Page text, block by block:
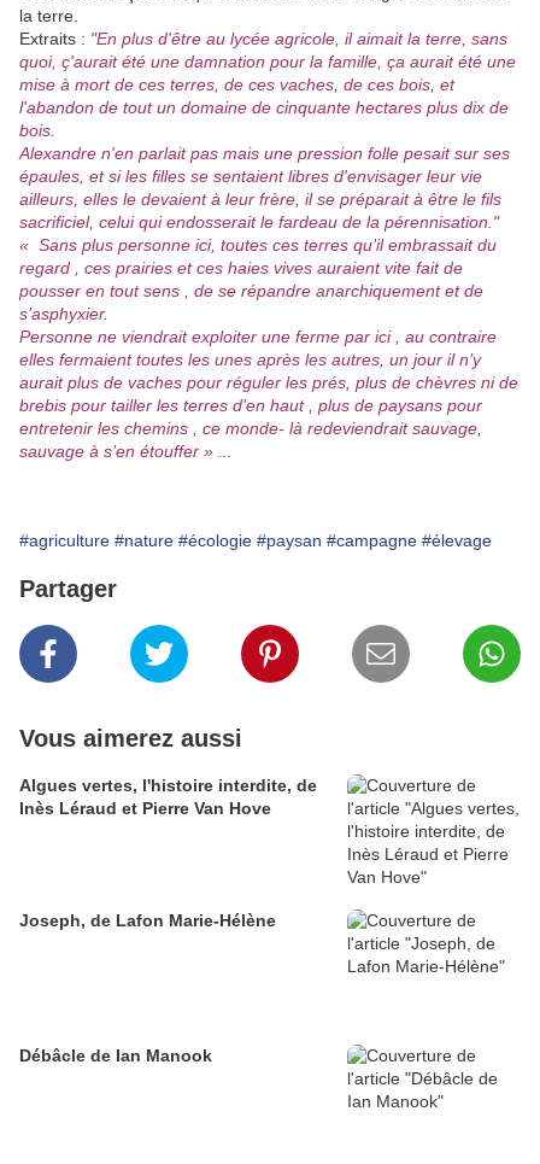
la terre.
Extraits : "En plus d'être au lycée agricole, il aimait la terre, sans
quoi, ç'aurait été une damnation pour la famille, ça aurait été une
mise à mort de ces terres, de ces vaches, de ces bois, et
l'abandon de tout un domaine de cinquante hectares plus dix de
bois.
Alexandre n'en parlait pas mais une pression folle pesait sur ses
épaules, et si les filles se sentaient libres d'envisager leur vie
ailleurs, elles le devaient à leur frère, il se préparait à être le fils
sacrificiel, celui qui endosserait le fardeau de la pérennisation."
« Sans plus personne ici, toutes ces terres qu’il embrassait du
regard , ces prairies et ces haies vives auraient vite fait de
pousser en tout sens , de se répandre anarchiquement et de
s’asphyxier.
Personne ne viendrait exploiter une ferme par ici , au contraire
elles fermaient toutes les unes après les autres, un jour il n’y
aurait plus de vaches pour réguler les prés, plus de chèvres ni de
brebis pour tailler les terres d’en haut , plus de paysans pour
entretenir les chemins , ce monde- là redeviendrait sauvage,
sauvage à s’en étouffer » ...
#agriculture #nature #écologie #paysan #campagne #élevage
Partager
Vous aimerez aussi
Algues vertes, l'histoire interdite, de
Inès Léraud et Pierre Van Hove
Joseph, de Lafon Marie-Hélène
Débâcle de Ian Manook